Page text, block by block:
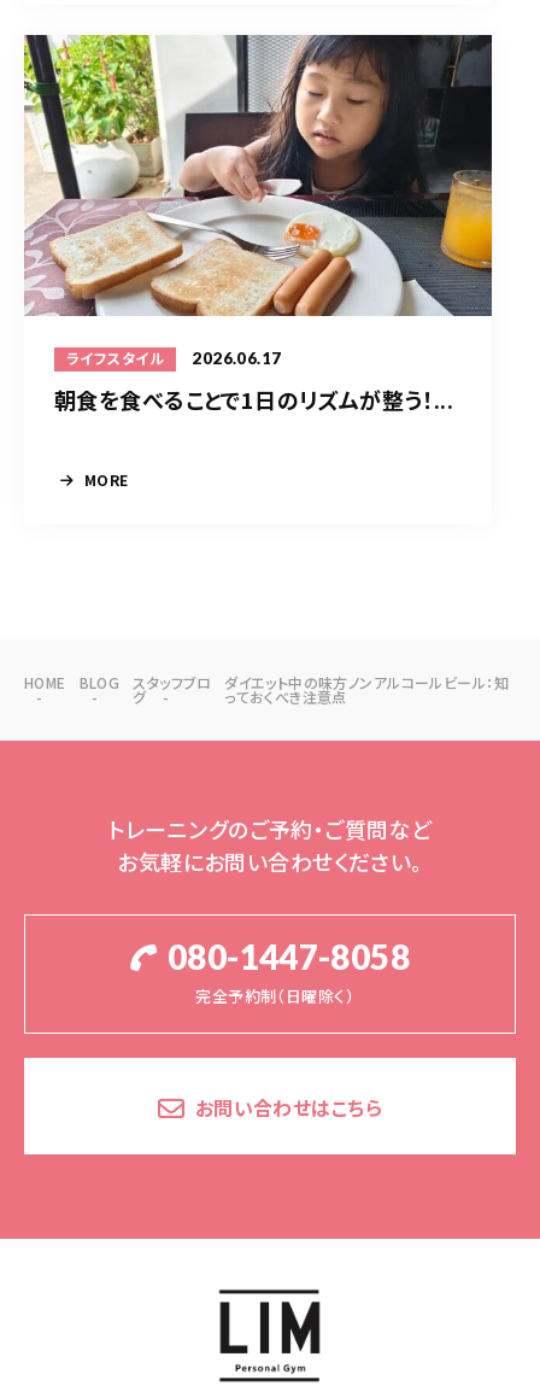
ライフスタイル 2026.06.17
朝食を食べることで1日のリズムが整う！...
MORE
HOME BLOG スタッフブロ
グ
ダイエット中の味方ノンアルコールビール：知
っておくべき注意点
トレーニングのご予約・ご質問など
お気軽にお問い合わせください。
080-1447-8058
完全予約制（日曜除く）
お問い合わせはこちら